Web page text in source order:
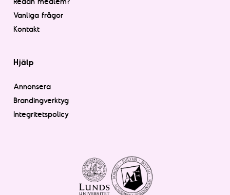
Vanliga frågor
Kontakt
Hjälp
Annonsera
Brandingverktyg
Integritetspolicy